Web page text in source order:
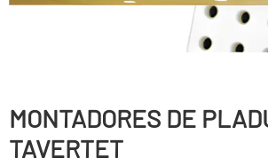
MONTADORES DE
TAVERTET